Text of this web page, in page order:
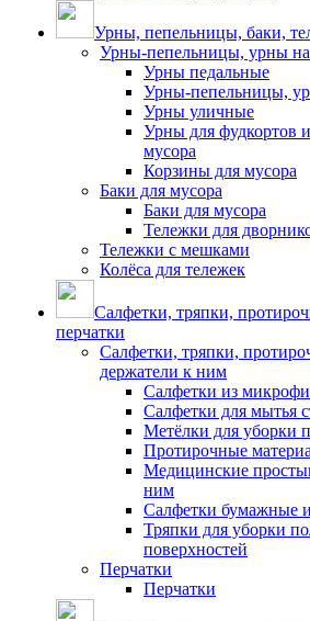
Урны, пепельницы, баки,
Урны-пепельницы, урны
Урны педальные
Урны-пепельницы,
Урны уличные
Урны для фудкортов
мусора
Корзины для мусора
Баки для мусора
Баки для мусора
Тележки для
Тележки с мешками
Колёса для тележек
Салфетки, тряпки,
перчатки
Салфетки, тряпки,
держатели к ним
Салфетки из
Салфетки для мытья
Метёлки для уборки
Протирочные
Медицинские
ним
Салфетки бумажные
Тряпки для уборки
поверхностей
Перчатки
Перчатки